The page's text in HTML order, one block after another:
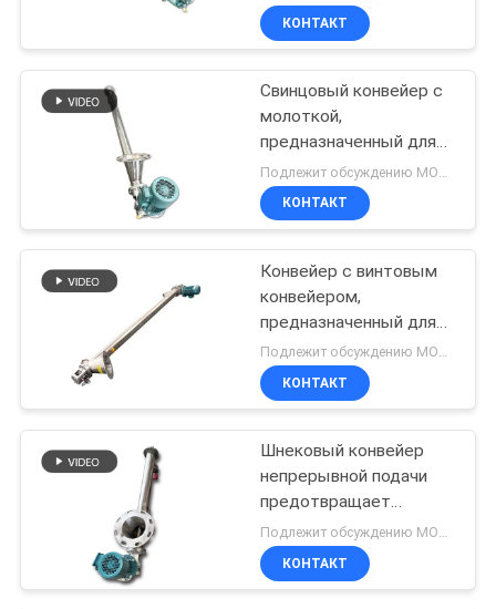
ленты
Порошок фильтруя
машину
43
Машина
точильщика
Pulverizer
промышленности
строительных
металлургии для
транспортировки
материалов
КОНТАКТ
Свинцовый конвейер с
молоткой,
предназначенный для
непрерывной
транспортировки
порошкообразных
малых блочных
сыпучих материалов в
системе закрытого
прохода
КОНТАКТ
Конвейер с винтовым
конвейером,
предназначенный для
потока материалов в
промышленных
производственных
перемещающий
порошки, гранулы и
маленькие блоки
Подлежит обсуждению MOQ:1set
КОНТАКТ
Шнековый конвейер
непрерывной подачи
предотвращает
просыпание пыли и
обеспечивает чистую
среду для порошков и
Подлежит обсуждению MOQ:1 комплект
КОНТАКТ